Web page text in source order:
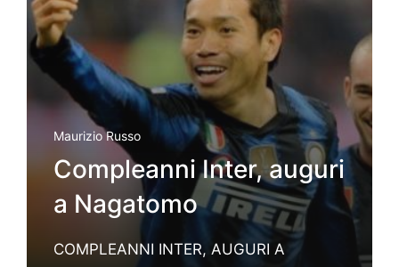
Maurizio Russo
Compleanni Inter, auguri
a Nagatomo
COMPLEANNI INTER, AUGURI A